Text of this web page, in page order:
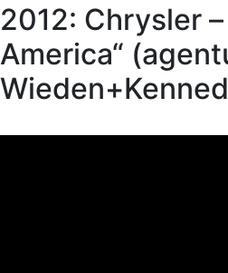
2012: Chrysler
America“